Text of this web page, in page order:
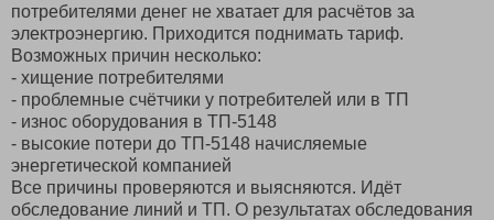
потребителями денег не хватает для расчётов за
электроэнергию. Приходится поднимать тариф.
Возможных причин несколько:
- хищение потребителями
- проблемные счётчики у потребителей или в TП
- износ оборудования в ТП-5148
- высокие потери до ТП-5148 начисляемые
энергетической компанией
Все причины проверяются и выясняются. Идёт
обследование линий и ТП. О результатах обследования